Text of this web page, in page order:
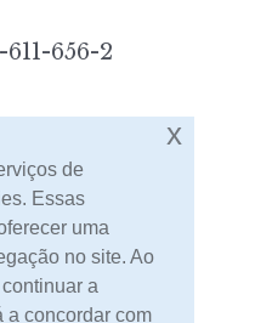
656-2
incluídos]
de
Essas
uma
no site. Ao
a
a concordar com
x